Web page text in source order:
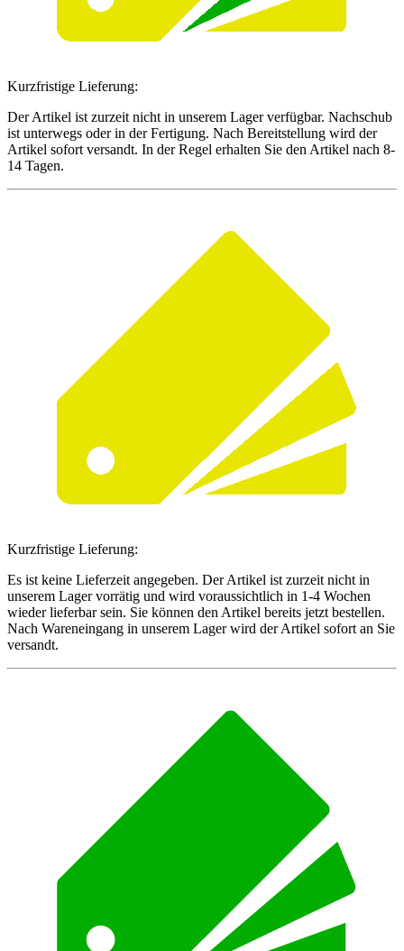
Kurzfristige Lieferung:
Der Artikel ist zurzeit nicht in unserem Lager verfügbar. Nachschub
ist unterwegs oder in der Fertigung. Nach Bereitstellung wird der
Artikel sofort versandt. In der Regel erhalten Sie den Artikel nach 8-
14 Tagen.
Kurzfristige Lieferung:
Es ist keine Lieferzeit angegeben. Der Artikel ist zurzeit nicht in
unserem Lager vorrätig und wird voraussichtlich in 1-4 Wochen
wieder lieferbar sein. Sie können den Artikel bereits jetzt bestellen.
Nach Wareneingang in unserem Lager wird der Artikel sofort an Sie
versandt.